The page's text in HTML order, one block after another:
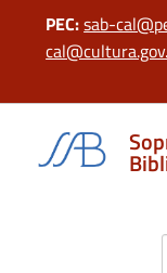
PEC:sab-